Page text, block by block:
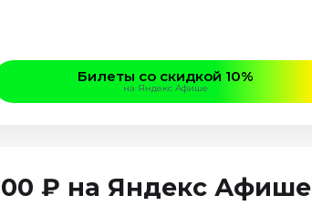
Билеты со скидкой 10%
на Яндекс Афише
₽ на Яндекс Афише